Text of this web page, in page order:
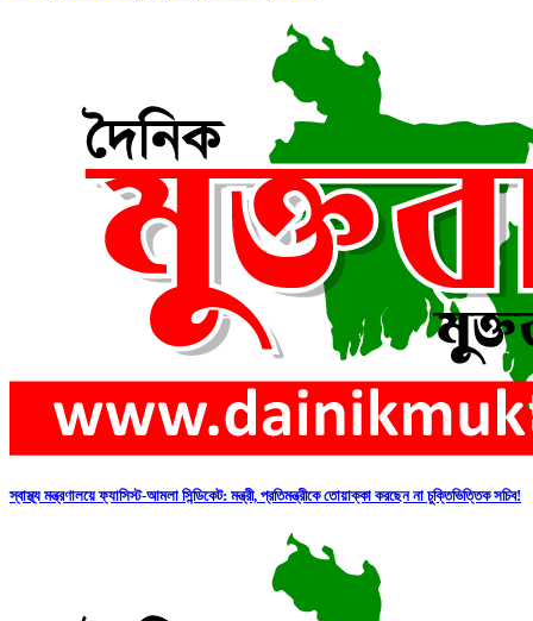
স্বাস্থ্য মন্ত্রণালয়ে ফ্যাসিস্ট-আমলা সিন্ডিকেট: মন্ত্রী, প্রতিমন্ত্রীকে তোয়াক্কা করছেন না চুক্তিভিত্তিক সচিব!